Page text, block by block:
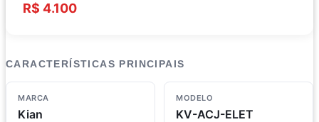
R$ 4.100
CARACTERÍSTICAS PRINCIPAIS
MARCA
Kian
MODELO
KV-ACJ-ELET